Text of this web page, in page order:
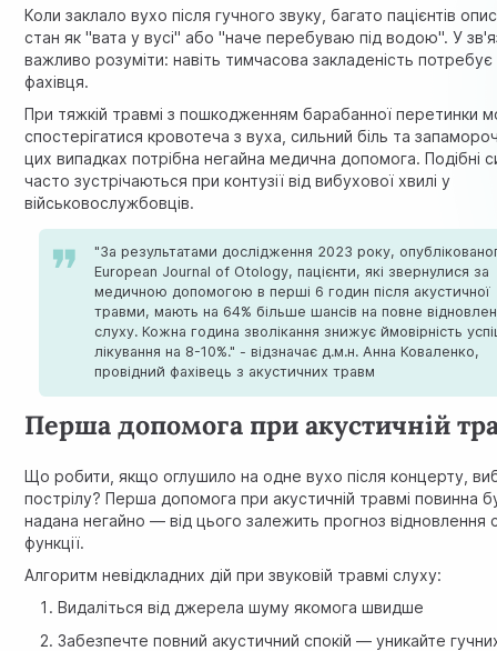
Коли заклало вухо після гучного звуку, багато пацієнтів
стан як "вата у вусі" або "наче перебуваю під водою". У
важливо розуміти: навіть тимчасова закладеність потребує
фахівця.
При тяжкій травмі з пошкодженням барабанної перетинки
спостерігатися кровотеча з вуха, сильний біль та
цих випадках потрібна негайна медична допомога. Подібні
часто зустрічаються при контузії від вибухової хвилі у
військовослужбовців.
"За результатами дослідження 2023 року,
European Journal of Otology, пацієнти, які звернулися за
медичною допомогою в перші 6 годин після акустичної
травми, мають на 64% більше шансів на повне
слуху. Кожна година зволікання знижує ймовірність
лікування на 8-10%." - відзначає д.м.н. Анна Коваленко,
провідний фахівець з акустичних травм
Перша допомога при акустичній
Що робити, якщо оглушило на одне вухо після концерту,
пострілу? Перша допомога при акустичній травмі повинна
надана негайно — від цього залежить прогноз відновлення
функції.
Алгоритм невідкладних дій при звуковій травмі слуху:
Видаліться від джерела шуму якомога швидше
Забезпечте повний акустичний спокій — уникайте